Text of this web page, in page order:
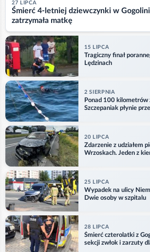
27 LIPCA
Śmierć 4-letniej dziewczynki w
zatrzymała matkę
15 LIPCA
Tragiczny finał
Lędzinach
2 SIERPNIA
Ponad 100 kilometrów
Szczepaniak płynie
20 LIPCA
Zdarzenie z udziałem
Wrzoskach. Jeden z
25 LIPCA
Wypadek na ulicy
Dwie osoby w szpitalu
28 LIPCA
Śmierć czterolatki z
sekcji zwłok i zarzuty